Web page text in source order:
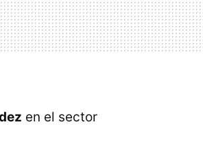
en el sector